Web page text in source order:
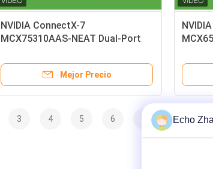
NVIDIA ConnectX-7
MCX75310AAS-NEAT Dual-Port
Adaptador inteligente PCIe 5.0
Mejor Precio
doble
3 4 5 6 > >>
Echo